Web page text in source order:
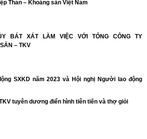
Than – Khoáng sản Việt Nam
BÁT XÁT LÀM VIỆC VỚI TỔNG CÔNG TY
– TKV
SXKD năm 2023 và Hội nghị Người lao động
tuyên dương điển hình tiên tiến và thợ giỏi